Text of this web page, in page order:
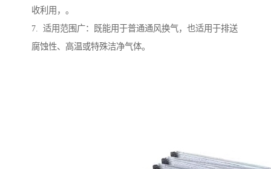
收利用，。
7. 适用范围广：既能用于普通通风换气，也适用于排送
腐蚀性、高温或特殊洁净气体。